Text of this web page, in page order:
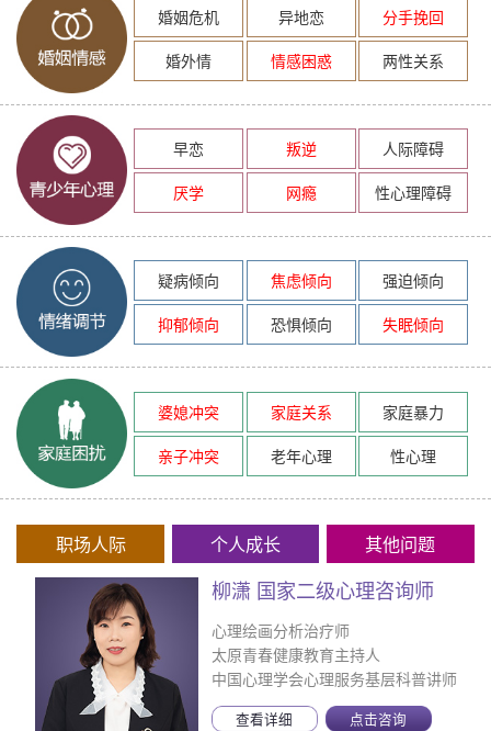
婚姻危机 异地恋
分手挽回
婚外情
情感困惑 两性关系
早恋 叛逆
人际障碍
厌学
网瘾 性心理障碍
疑病倾向 焦虑倾向
强迫倾向
抑郁倾向
恐惧倾向 失眠倾向
婆媳冲突 家庭关系
家庭暴力
亲子冲突
老年心理 性心理
职场人际 个人成长 其他问题
柳潇 国家二级心理咨询师
心理绘画分析治疗师
太原青春健康教育主持人
中国心理学会心理服务基层科普讲师
查看详细 点击咨询